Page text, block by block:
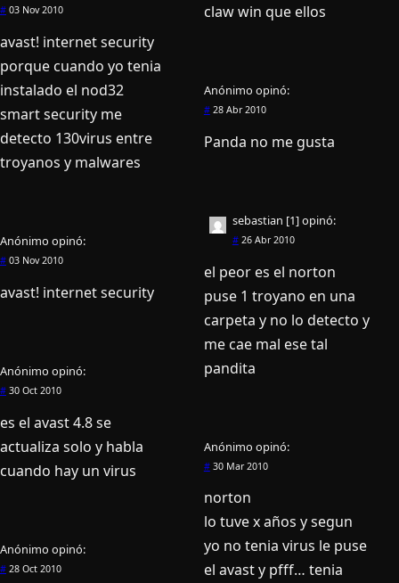
# 03 Nov 2010
avast! internet security
porque cuando yo tenia
instalado el nod32
smart security me
detecto 130virus entre
troyanos y malwares
Anónimo opinó:
# 03 Nov 2010
avast! internet security
Anónimo opinó:
# 30 Oct 2010
es el avast 4.8 se
actualiza solo y habla
cuando hay un virus
Anónimo opinó:
# 28 Oct 2010
claw win que ellos
Anónimo opinó:
#28 Abr 2010
Panda no me gusta
sebastian [1]opinó:
#26 Abr 2010
el peor es el norton
puse 1 troyano en una
carpeta y no lo detecto y
me cae mal ese tal
pandita
Anónimo opinó:
#30 Mar 2010
norton
lo tuve x años y segun
yo no tenia virus le puse
el avast y pfff… tenia